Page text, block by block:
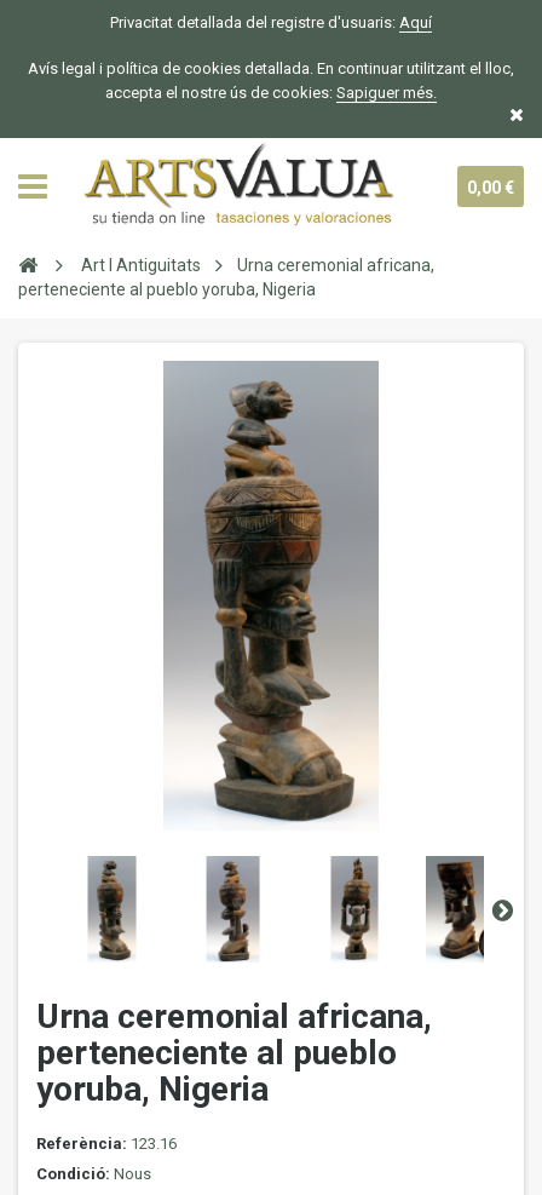
Privacitat detallada del registre d'usuaris: Aquí
Avís legal i política de cookies detallada. En continuar utilitzant el lloc,
accepta el nostre ús de cookies: Sapiguer més.
0,00 €
Art I Antiguitats
Urna ceremonial africana,
perteneciente al pueblo yoruba, Nigeria
Urna ceremonial africana,
perteneciente al pueblo
yoruba, Nigeria
Referència: 123.16
Condició: Nous